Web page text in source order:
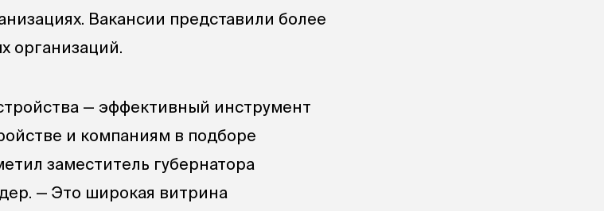
Вакансии представили более
организаций.
— эффективный инструмент
и компаниям в подборе
заместитель губернатора
— Это широкая витрина